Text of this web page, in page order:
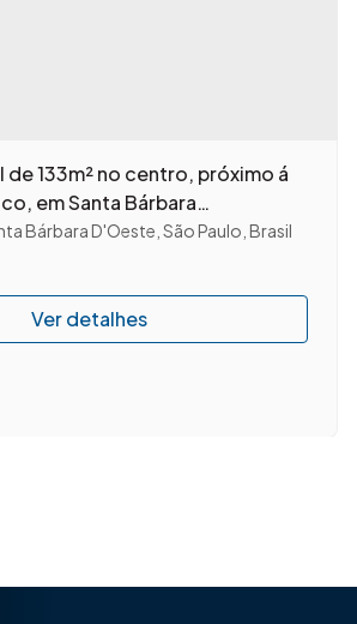
de 133m² no centro, próximo á
em Santa Bárbara
Bárbara D'Oeste São Paulo Brasil